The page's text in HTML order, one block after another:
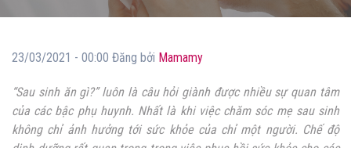
23/03/2021 - 00:00 Đăng bởi Mamamy
“Sau sinh ăn gì?” luôn là câu hỏi giành được nhiều sự quan tâm
của các bậc phụ huynh. Nhất là khi việc chăm sóc mẹ sau sinh
không chỉ ảnh hưởng tới sức khỏe của chỉ một người. Chế độ